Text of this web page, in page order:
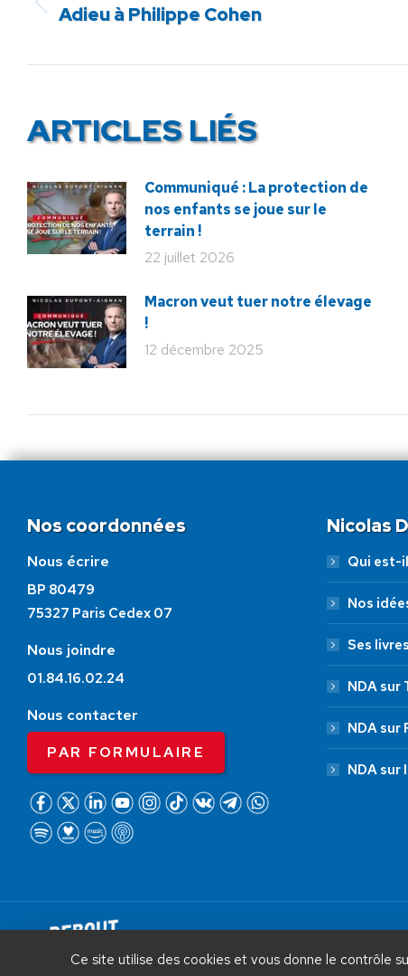
Article
Adieu à Philippe Cohen
ARTICLES LIÉS
Communiqué : La protection de
nos enfants se joue sur le
terrain !
22 juillet 2026
Macron veut tuer notre élevage
!
12 décembre 2025
Nos coordonnées
Nous écrire
BP 80479
75327 Paris Cedex 07
Nous joindre
01.84.16.02.24
Nous contacter
PAR FORMULAIRE
Nicolas
Qui est-
Nos
Ses livres
NDA sur
NDA sur
NDA sur
AIDEZ NOUS À
Ce site utilise des cookies et vous donne le contrôle